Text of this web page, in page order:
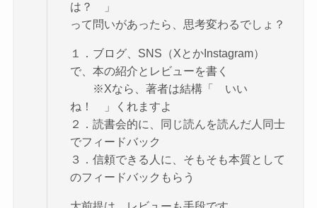
は？ 」
って問いがあったら、思考変わるでしょ？
１．ブログ、SNS（XとかInstagram）
で、本の紹介とレビューを書く
※Xなら、著者は結構「 いい
ね！ 」くれますよ
２．読書会的に、同じ読んを読んだ人同士
でフィードバック
３．信頼できる人に、そもそも本質として
のフィードバックもらう